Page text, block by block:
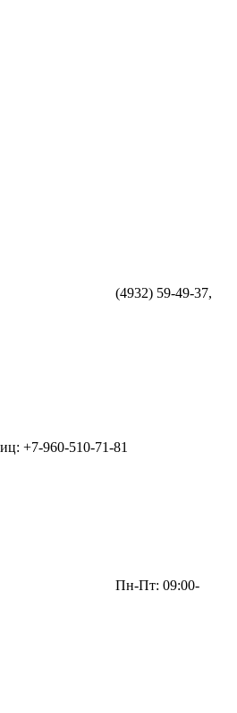
(4932) 59-49-37,
+7-960-510-71-81
Пн-Пт: 09:00-